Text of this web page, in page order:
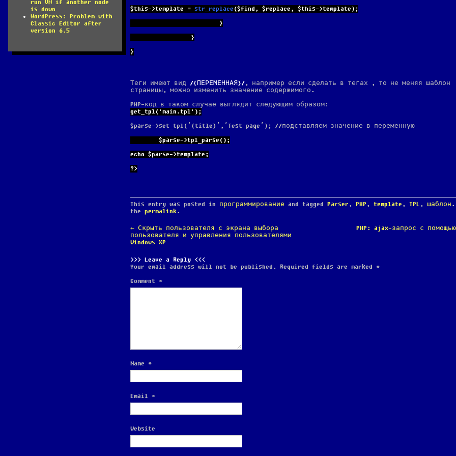
run VM if another node
is down
WordPress: Problem with
Classic Editor after
version 6.5
$this->template = str_replace ($find, $replace, $this->template);
                         }
                 }
}
Теги имеют вид {ПЕРЕМЕННАЯ}
, например если сделать в тегах , то не меняя шаблон
страницы, можно изменить значение содержимого.
PHP-код в таком случае выглядит следующим образом:
get_tpl('main.tpl');
$parse->set_tpl(‘{title}’,’Test page’); //подставляем значение в переменную
        $parse->tpl_parse();
echo $parse->template;
?>
This entry was posted in программирование and tagged Parser , PHP , template , TPL , шаблон .
the permalink .
POST
NAVIGATION
← Скрыть пользователя с экрана выбора
пользователя и управления пользователями
Windows XP
PHP: ajax-запрос с
Leave a Reply
Your email address will not be published.
Required fields are marked *
Comment *
Name *
Email *
Website